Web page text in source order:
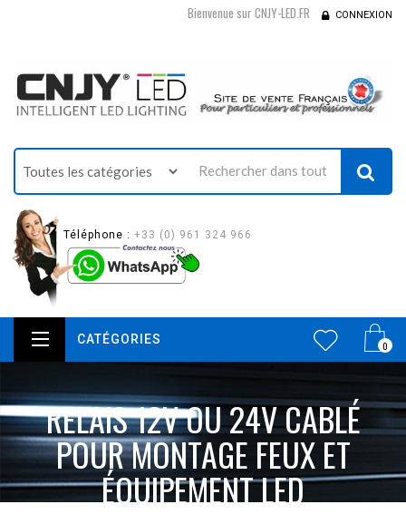
Bienvenue sur CNJY-LED.FR CONNEXION
Téléphone : +33 (0) 961 324 966
0
CATÉGORIES
RELAIS 12V OU 24V CABLÉ
POUR MONTAGE FEUX ET
ÉQUIPEMENT LED